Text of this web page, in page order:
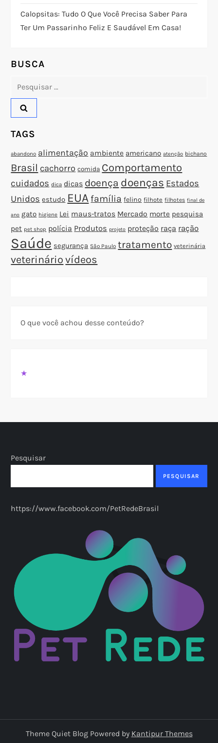
d
e
P
o
s
t
Calopsitas: Tudo O Que Você Precisa Saber Para
Ter Um Passarinho Feliz E Saudável Em Casa!
BUSCA
Pesquisar
TAGS
abandono alimentação ambiente americano atenção bichano
Brasil cachorro comida Comportamento
cuidados dica dicas doença doenças Estados
Unidos estudo EUA família felino filhote filhotes final de
ano gato higiene Lei maus-tratos Mercado morte pesquisa
pet pet shop polícia Produtos projeto proteção raça ração
Saúde segurança São Paulo tratamento veterinária
veterinário vídeos
O que você achou desse conteúdo?
★
Pesquisar
PESQUISAR
https://www.facebook.com/PetRedeBrasil
Theme Quiet Blog Powered by Kantipur Themes